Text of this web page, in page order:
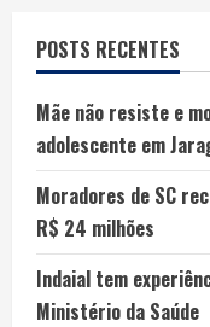
POSTS RECENTES
Mãe não resiste e
adolescente em
Moradores de SC
R$ 24 milhões
Indaial tem
Ministério da Saúde